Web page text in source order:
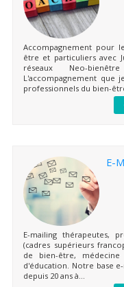
Accompagnement pour
être et particuliers avec
réseaux Neo-
L'accompagnement que
professionnels du bien-
E-
E-mailing thérapeutes,
(cadres supérieurs
de bien-être,
d'éducation. Notre base
depuis 20 ans à...